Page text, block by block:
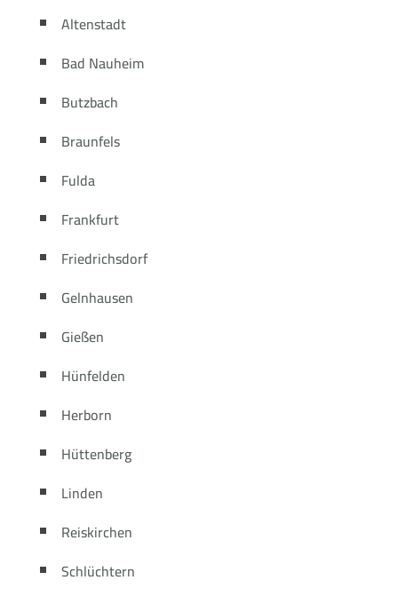
Altenstadt
Bad Nauheim
Butzbach
Braunfels
Fulda
Frankfurt
Friedrichsdorf
Gelnhausen
Gießen
Hünfelden
Herborn
Hüttenberg
Linden
Reiskirchen
Schlüchtern